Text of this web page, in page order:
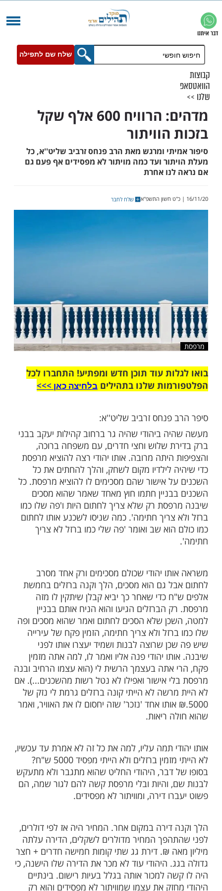
שלח שם לתפילה
מדהים: הרוויח 600 אלף שקל
הוויתור
ועד כמה מויתור לא מפסידים אף פעם גם
אחרת
עוד תוכן חדש ומפתיע! התחברו לכל
שלנו בתהיליםבלחיצה כאן >>>​
פנחס זרביב שליט''א:
ביהודי שהיה גר ברחוב קהילות יעקב בבני
היתה מרובה. אותו יהודי רצה להוציא מרפסת
לילדיו מקום לשחק, והלך להחתים את כל
אישור שהם מסכימים לו להוציא מרפסת. כל
חתמו חוץ מאחד שאמר שהוא מסכים
רק שלא צריך לחתום היות ו'פה שלו כמו
צריך חתימה'. כמה שניסו לשכנע אותו לחתום
הוא שב ואומר 'פה שלי כמו ברזל לא צריך
יהודי שכולם מסכימים ורק אחד מסרב
כדי שאחר כך יביא קבלן שיתקין לו מזה
הברזלים הגיעו והוא הניח אותם בבניין
שלא הסכים לחתום ואמר שהוא מסכים ופה
ולא צריך חתימה, הזמין פקח של עירייה
שרוצה לבנות ושמיד יעצרו אותו לפני
יהודי פנה אליו ואמר לו, למה אתה מזמין
אתה בעצמך הרשית לי (הוא עצמו הרחיב ובנה
אישור ואפילו לא נטל רשות מהשכנים...). אם
לא הייתי קונה ברזלים גרמת לי נזק של
אותו אחד 'נזכר' שזה יחסום לו את האוויר, ואמר